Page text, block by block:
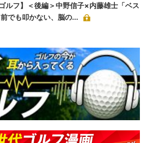
ルフ】＜後編＞中野信子×内藤雄士「ベス
前でも叩かない、脳の...